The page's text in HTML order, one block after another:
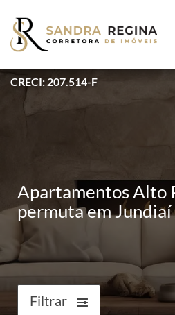
CRECI: 207.514-F
Apartamentos Alto
permuta em Jundiaí
Filtrar